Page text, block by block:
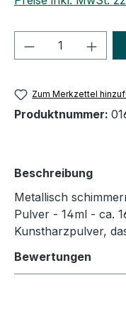
Produkt
Zum Merkzettel
Produktnummer:
Beschreibung
Metallisch
Pulver - 14ml - ca.
Kunstharzpulver,
Bewertungen